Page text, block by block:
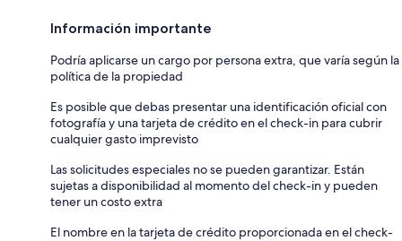
Información importante
Podría aplicarse un cargo por persona extra, que varía según la
política de la propiedad
Es posible que debas presentar una identificación oficial con
fotografía y una tarjeta de crédito en el check-in para cubrir
cualquier gasto imprevisto
Las solicitudes especiales no se pueden garantizar. Están
sujetas a disponibilidad al momento del check-in y pueden
tener un costo extra
El nombre en la tarjeta de crédito proporcionada en el check-